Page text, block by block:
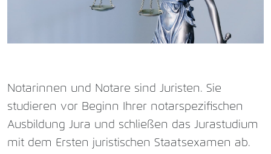
Notarinnen und Notare sind Juristen. Sie
studieren vor Beginn Ihrer notarspezifischen
Ausbildung Jura und schließen das Jurastudium
mit dem Ersten juristischen Staatsexamen ab.